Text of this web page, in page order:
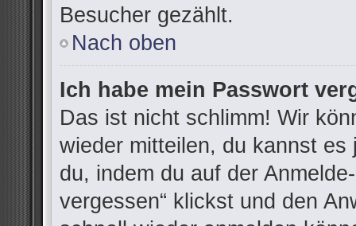
Besucher gezählt.
Nach oben
Ich habe mein Passwort
Das ist nicht schlimm! Wir
wieder mitteilen, du kannst
du, indem du auf der
vergessen“ klickst und den